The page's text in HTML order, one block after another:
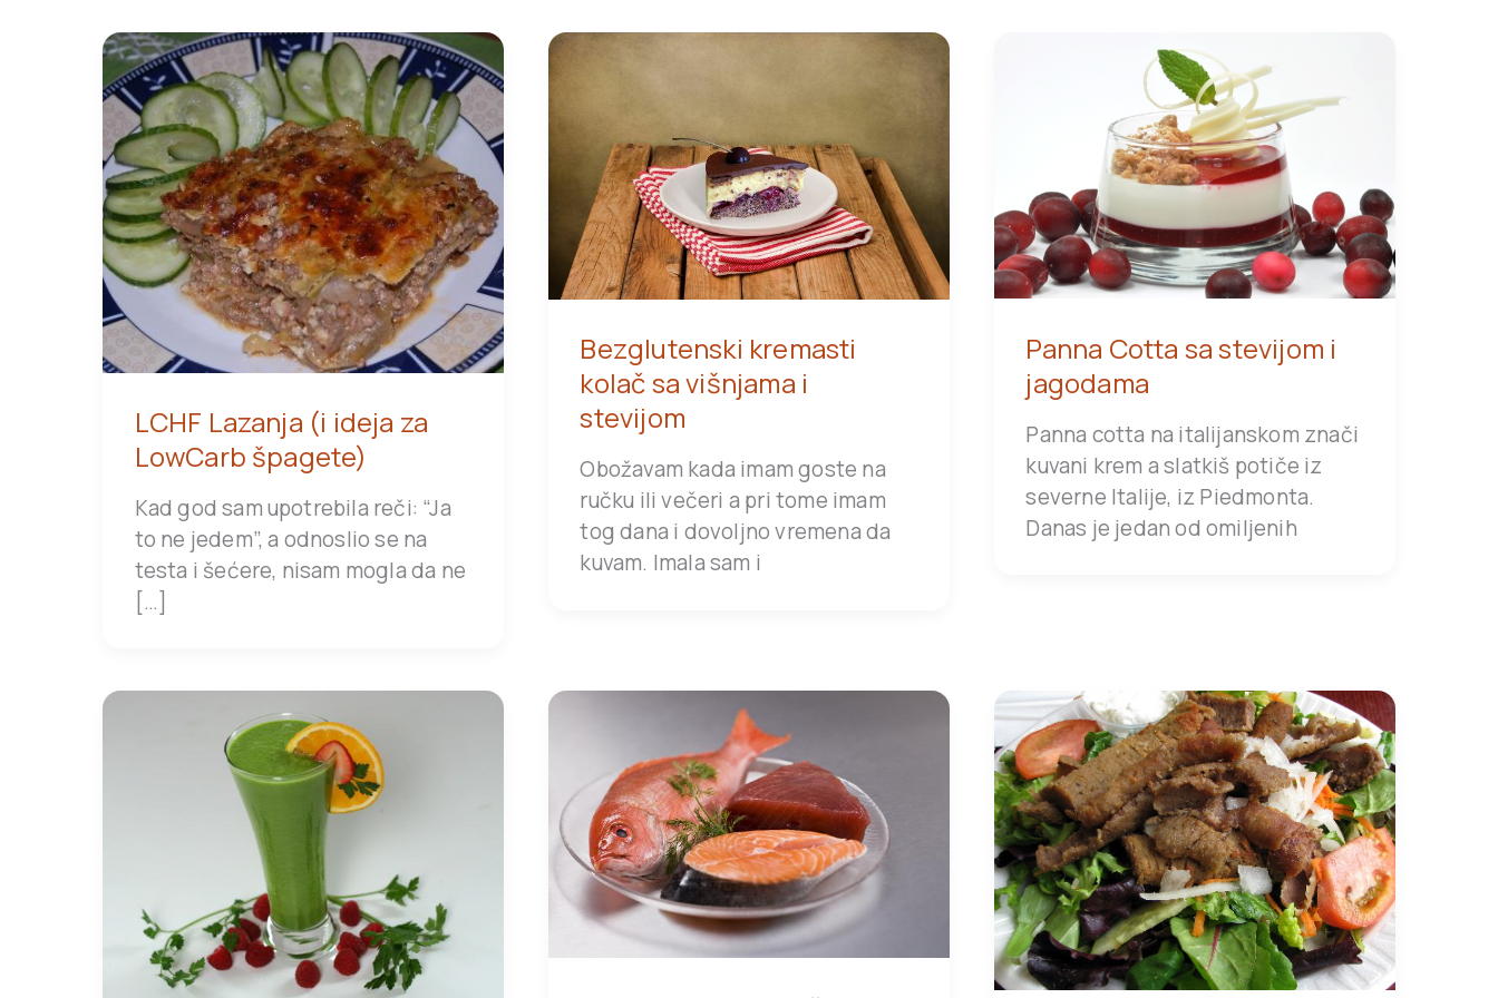
LCHF Lazanja (i ideja za
LowCarb špagete)
Kad god sam upotrebila reči: “Ja
to ne jedem”, a odnoslio se na
testa i šećere, nisam mogla da ne
[…]
Bezglutenski kremasti
kolač sa višnjama i
stevijom
Obožavam kada imam goste na
ručku ili večeri a pri tome imam
tog dana i dovoljno vremena da
kuvam. Imala sam i
Panna Cotta sa stevijom i
jagodama
Panna cotta na italijanskom znači
kuvani krem a slatkiš potiče iz
severne Italije, iz Piedmonta.
Danas je jedan od omiljenih